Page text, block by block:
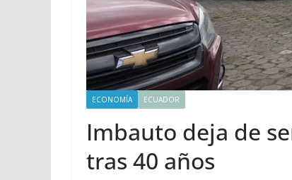
ECONOMÍA ECUADOR
Imbauto deja de
tras 40 años